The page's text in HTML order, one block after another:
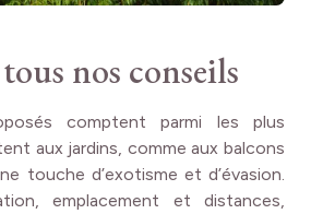
nos conseils
comptent parmi les plus
aux jardins, comme aux balcons
touche d’exotisme et d’évasion.
emplacement et distances,